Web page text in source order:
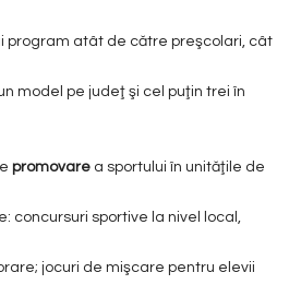
program atât de către preşcolari, cât
model pe judeţ şi cel puţin trei în
promovarea sportului în unităţile de
concursuri sportive la nivel local,
jocuri de mişcare pentru elevii